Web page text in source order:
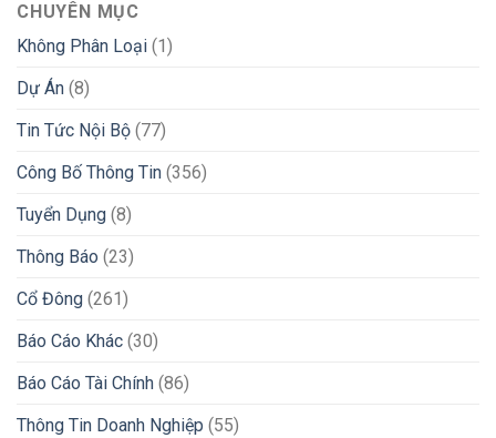
CHUYÊN MỤC
Không Phân Loại (1)
Dự Án (8)
Tin Tức Nội Bộ (77)
Công Bố Thông Tin (356)
Tuyển Dụng (8)
Thông Báo (23)
Cổ Đông (261)
Báo Cáo Khác (30)
Báo Cáo Tài Chính (86)
Thông Tin Doanh Nghiệp (55)